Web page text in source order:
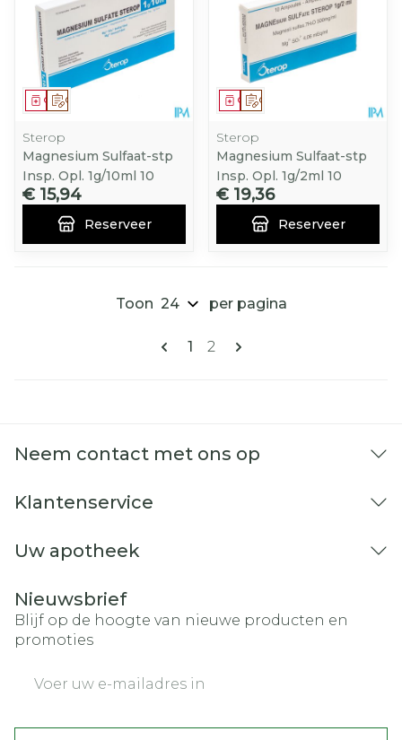
Op voorschrift
Geneesmiddel
Sterop
Magnesium Sulfaat-stp
Insp. Opl. 1g/10ml 10
€ 15,94
Reserveer
Op voorschrift
Geneesmiddel
Sterop
Magnesium Sulfaat-stp
Insp. Opl. 1g/2ml 10
€ 19,36
Reserveer
Pagina's
U lees momenteel pagina
1 Pagina
2
Toon per pagina
Neem contact met ons op
Klantenservice
Uw apotheek
Nieuwsbrief
Blijf op de hoogte van nieuwe producten en
promoties